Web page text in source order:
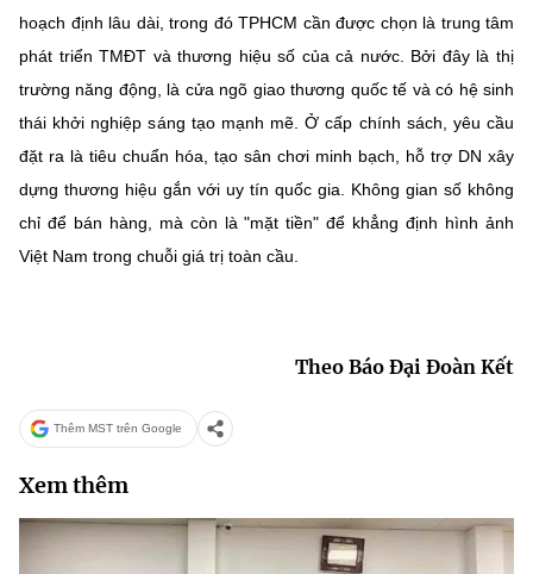
hoạch định lâu dài, trong đó TPHCM cần được chọn là trung tâm
phát triển TMĐT và thương hiệu số của cả nước. Bởi đây là thị
trường năng động, là cửa ngõ giao thương quốc tế và có hệ sinh
thái khởi nghiệp sáng tạo mạnh mẽ. Ở cấp chính sách, yêu cầu
đặt ra là tiêu chuẩn hóa, tạo sân chơi minh bạch, hỗ trợ DN xây
dựng thương hiệu gắn với uy tín quốc gia. Không gian số không
chỉ để bán hàng, mà còn là "mặt tiền" để khẳng định hình ảnh
Việt Nam trong chuỗi giá trị toàn cầu.
Theo Báo Đại Đoàn Kết
Thêm MST trên Google
Xem thêm